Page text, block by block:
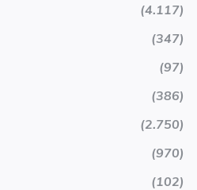
(4.117)
(347)
(97)
(386)
(2.750)
(970)
(102)